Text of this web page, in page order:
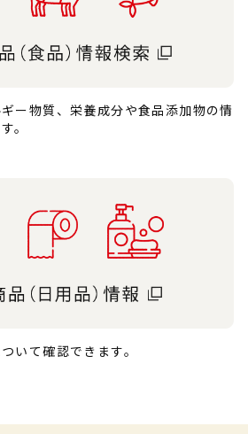
ー物質、栄養成分や食品添加物の情
。
いて確認できます。